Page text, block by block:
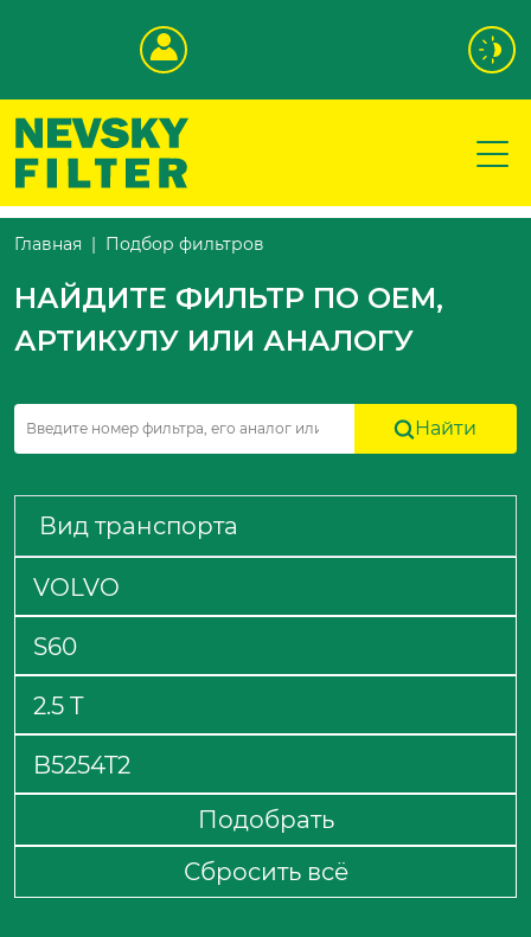
Главная Подбор фильтров
НАЙДИТЕ ФИЛЬТР ПО OEM,
АРТИКУЛУ ИЛИ АНАЛОГУ
Найти
Подобрать
Сбросить всё